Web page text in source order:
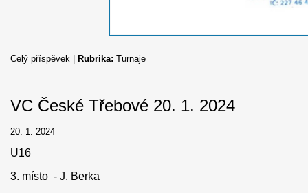
Celý příspěvek Rubrika: Turnaje
VC České Třebové 20. 1. 2024
20. 1. 2024
U16
3. místo - J. Berka